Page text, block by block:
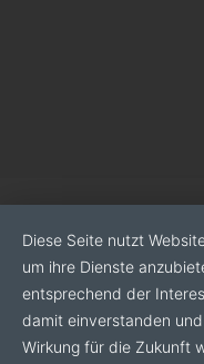
Diese Seite nutzt
um ihre Dienste
entsprechend der
damit einverstanden
Wirkung für die Zukunft